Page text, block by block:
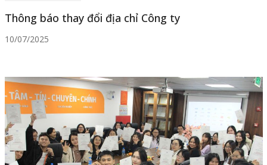
Thông báo thay đổi địa chỉ Công ty
10/07/2025